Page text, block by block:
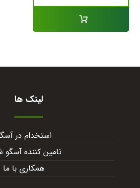
لینک ها
استخدام در
تامین کننده آسگو
همکاری با ما